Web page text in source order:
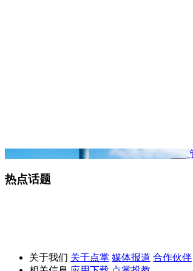
热点话题
关于我们 关于点掌 媒体报道 合作伙伴